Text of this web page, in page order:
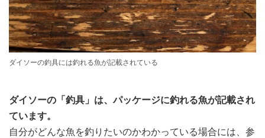
ダイソーの釣具には釣れる魚が記載されている
ダイソーの「釣具」は、パッケージに釣れる魚が記載され
ています。
自分がどんな魚を釣りたいのかわかっている場合には、参